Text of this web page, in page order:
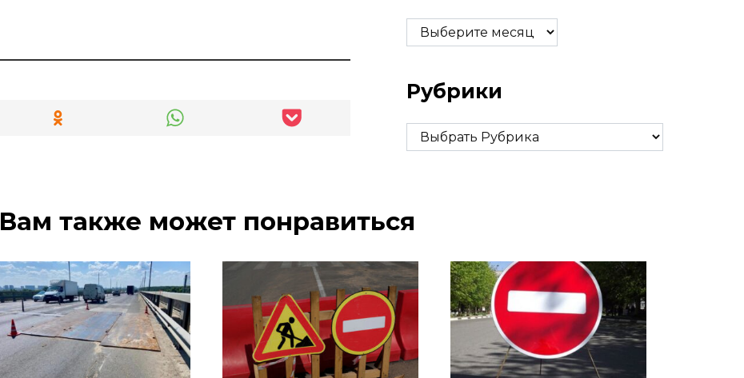
Архивы
Рубрики
Рубрики
Вам также может понравиться